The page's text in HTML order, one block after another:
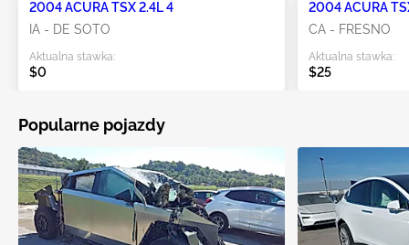
2004 ACURA TSX 2.4L 4
IA - DE SOTO
Aktualna stawka:
$0
2004 ACURA
CA - FRESNO
Aktualna stawka:
$25
Popularne pojazdy